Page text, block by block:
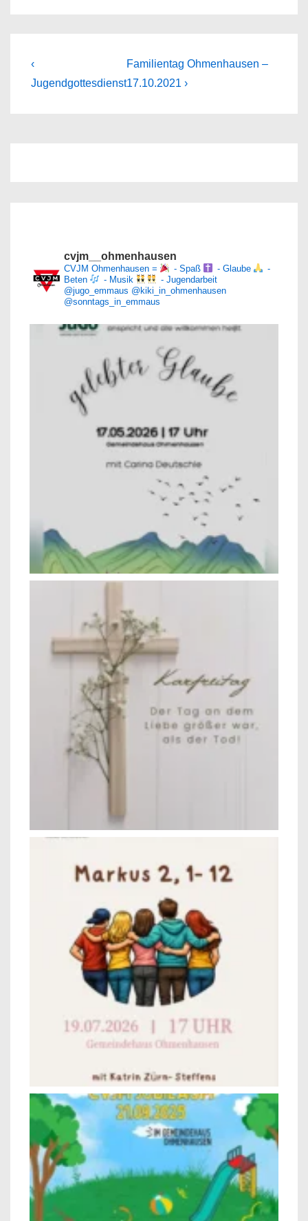
Beitragsnavigation
Previous
Post
‹
Jugendgottesdienst
Next
Post
Familientag Ohmenhausen –
17.10.2021 ›
cvjm__ohmenhausen
CVJM Ohmenhausen = - Spaß - Glaube
-
Beten
- Musik
- Jugendarbeit
@jugo_emmaus @kiki_in_ohmenhausen
@sonntags_in_emmaus